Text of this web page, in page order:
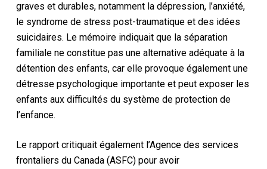
graves et durables, notamment la dépression, l’anxiété,
le syndrome de stress post-traumatique et des idées
suicidaires. Le mémoire indiquait que la séparation
familiale ne constitue pas une alternative adéquate à la
détention des enfants, car elle provoque également une
détresse psychologique importante et peut exposer les
enfants aux difficultés du système de protection de
l’enfance.
Le rapport critiquait également l’Agence des services
frontaliers du Canada (ASFC) pour avoir